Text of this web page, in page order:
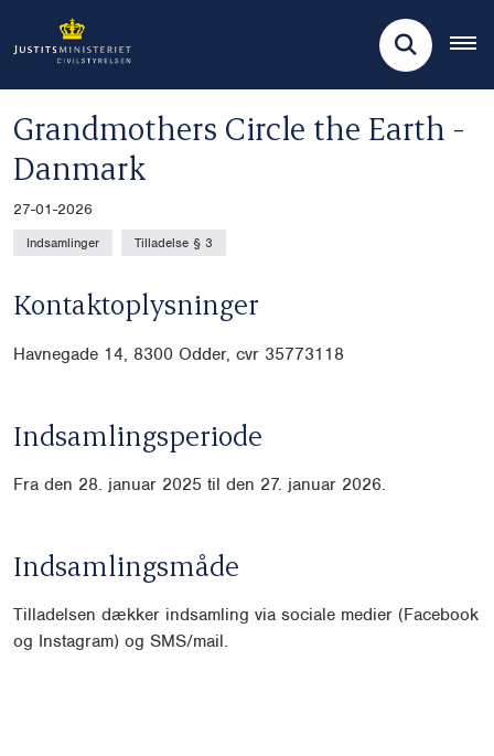
Grandmothers Circle the Earth -
Danmark
27-01-2026
Indsamlinger Tilladelse § 3
Kontaktoplysninger
Havnegade 14, 8300 Odder, cvr 35773118
Indsamlingsperiode
Fra den 28. januar 2025 til den 27. januar 2026.
Indsamlingsmåde
Tilladelsen dækker indsamling via sociale medier (Facebook
og Instagram) og SMS/mail.